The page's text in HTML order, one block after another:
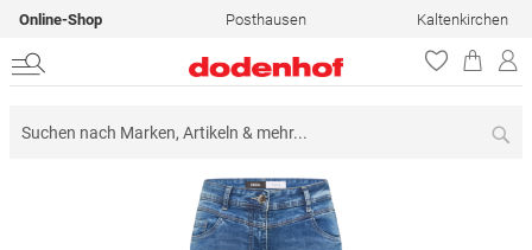
Online-Shop Posthausen Kaltenkirchen